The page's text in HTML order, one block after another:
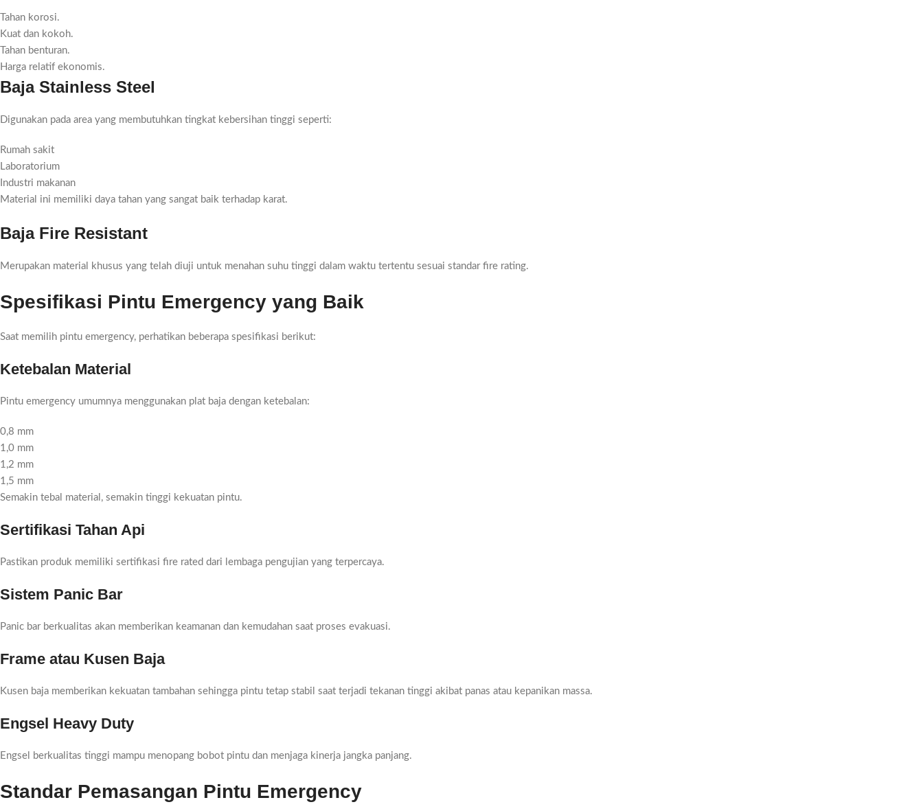
Tahan korosi.
Kuat dan kokoh.
Tahan benturan.
Harga relatif ekonomis.
Baja Stainless Steel
Digunakan pada area yang membutuhkan tingkat kebersihan tinggi seperti:
Rumah sakit
Laboratorium
Industri makanan
Material ini memiliki daya tahan yang sangat baik terhadap karat.
Baja Fire Resistant
Merupakan material khusus yang telah diuji untuk menahan suhu tinggi dalam waktu tertentu sesuai standar fire rating.
Spesifikasi Pintu Emergency yang Baik
Saat memilih pintu emergency, perhatikan beberapa spesifikasi berikut:
Ketebalan Material
Pintu emergency umumnya menggunakan plat baja dengan ketebalan:
0,8 mm
1,0 mm
1,2 mm
1,5 mm
Semakin tebal material, semakin tinggi kekuatan pintu.
Sertifikasi Tahan Api
Pastikan produk memiliki sertifikasi fire rated dari lembaga pengujian yang terpercaya.
Sistem Panic Bar
Panic bar berkualitas akan memberikan keamanan dan kemudahan saat proses evakuasi.
Frame atau Kusen Baja
Kusen baja memberikan kekuatan tambahan sehingga pintu tetap stabil saat terjadi tekanan tinggi akibat panas atau kepanikan massa.
Engsel Heavy Duty
Engsel berkualitas tinggi mampu menopang bobot pintu dan menjaga kinerja jangka panjang.
Standar Pemasangan Pintu Emergency